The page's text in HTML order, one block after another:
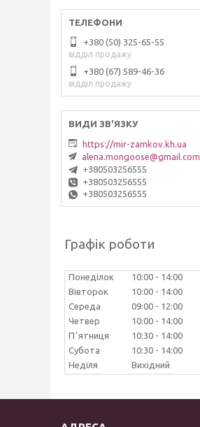
+380 (50) 325-65-55
відділ продажу
+380 (67) 589-46-36
відділ продажу
https://mir-zamkov.kh.ua
alena.mongoose@gmail.com
+380503256555
+380503256555
+380503256555
Графік роботи
Понеділок 10:00
14:00
Вівторок
10:00
14:00
Середа
09:00
12:00
Четвер
10:00
14:00
Пʼятниця
10:30
14:00
Субота
10:30
14:00
Неділя
Вихідний